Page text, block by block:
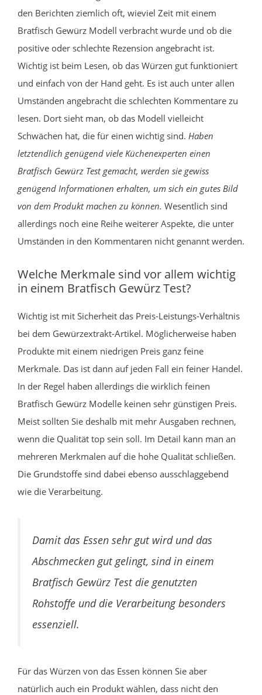
den Berichten ziemlich oft, wieviel Zeit mit einem
Bratfisch Gewürz Modell verbracht wurde und ob die
positive oder schlechte Rezension angebracht ist.
Wichtig ist beim Lesen, ob das Würzen gut funktioniert
und einfach von der Hand geht. Es ist auch unter allen
Umständen angebracht die schlechten Kommentare zu
lesen. Dort sieht man, ob das Modell vielleicht
Schwächen hat, die für einen wichtig sind. Haben
letztendlich genügend viele Küchenexperten einen
Bratfisch Gewürz Test gemacht, werden sie gewiss
genügend Informationen erhalten, um sich ein gutes Bild
von dem Produkt machen zu können. Wesentlich sind
allerdings noch eine Reihe weiterer Aspekte, die unter
Umständen in den Kommentaren nicht genannt werden.
Welche Merkmale sind vor allem wichtig
in einem Bratfisch Gewürz Test?
Wichtig ist mit Sicherheit das Preis-Leistungs-Verhältnis
bei dem Gewürzextrakt-Artikel. Möglicherweise haben
Produkte mit einem niedrigen Preis ganz feine
Merkmale. Das ist dann auf jeden Fall ein feiner Handel.
In der Regel haben allerdings die wirklich feinen
Bratfisch Gewürz Modelle keinen sehr günstigen Preis.
Meist sollten Sie deshalb mit mehr Ausgaben rechnen,
wenn die Qualität top sein soll. Im Detail kann man an
mehreren Merkmalen auf die hohe Qualität schließen.
Die Grundstoffe sind dabei ebenso ausschlaggebend
wie die Verarbeitung.
Damit das Essen sehr gut wird und das
Abschmecken gut gelingt, sind in einem
Bratfisch Gewürz Test die genutzten
Rohstoffe und die Verarbeitung besonders
essenziell.
Für das Würzen von das Essen können Sie aber
natürlich auch ein Produkt wählen, dass nicht den